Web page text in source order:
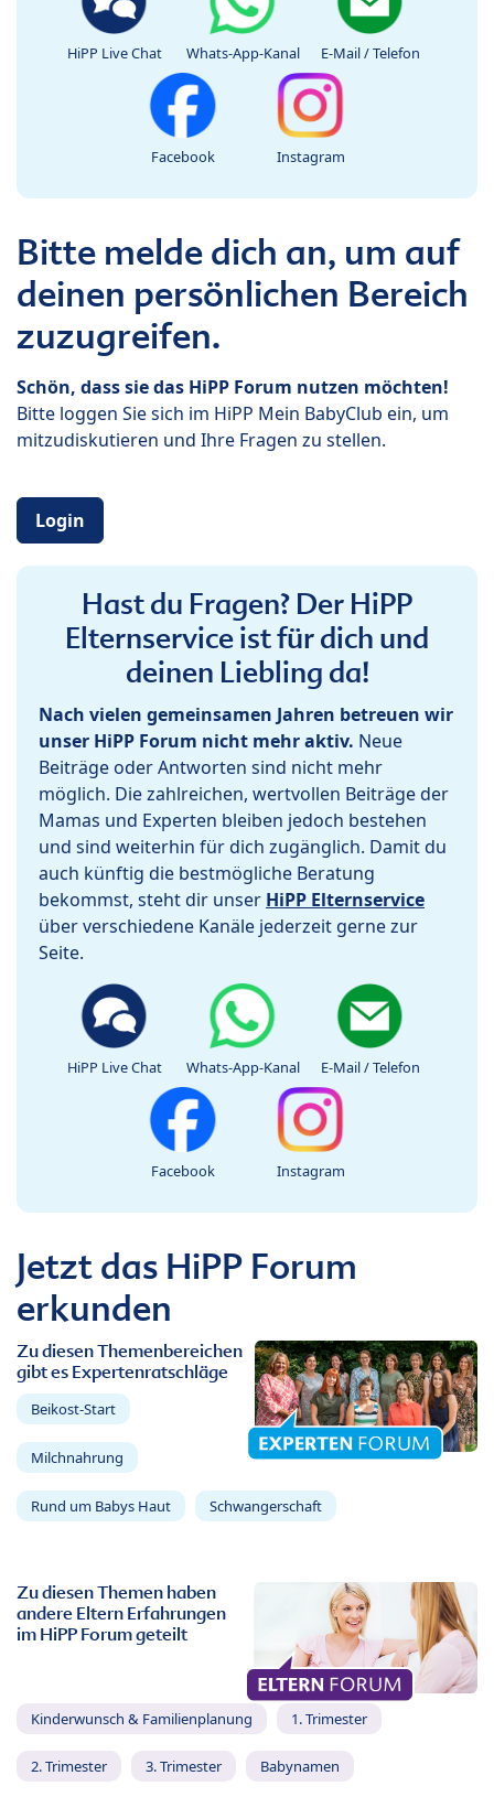
HiPP Live Chat Whats-App-Kanal E-Mail / Telefon
Facebook Instagram
Bitte melde dich an, um auf
deinen persönlichen Bereich
zuzugreifen.
Schön, dass sie das HiPP Forum nutzen möchten!
Bitte loggen Sie sich im HiPP Mein BabyClub ein, um
mitzudiskutieren und Ihre Fragen zu stellen.
Login
Hast du Fragen? Der HiPP
Elternservice ist für dich und
deinen Liebling da!
Nach vielen gemeinsamen Jahren betreuen wir
unser HiPP Forum nicht mehr aktiv. Neue
Beiträge oder Antworten sind nicht mehr
möglich. Die zahlreichen, wertvollen Beiträge der
Mamas und Experten bleiben jedoch bestehen
und sind weiterhin für dich zugänglich. Damit du
auch künftig die bestmögliche Beratung
bekommst, steht dir unser HiPP Elternservice
über verschiedene Kanäle jederzeit gerne zur
Seite.
HiPP Live Chat Whats-App-Kanal E-Mail / Telefon
Facebook Instagram
Jetzt das HiPP Forum
erkunden
Zu diesen Themenbereichen
gibt es Expertenratschläge
Beikost-Start
Milchnahrung
Rund um Babys Haut Schwangerschaft
Zu diesen Themen haben
andere Eltern Erfahrungen
im HiPP Forum geteilt
Kinderwunsch & Familienplanung 1. Trimester
2. Trimester 3. Trimester Babynamen